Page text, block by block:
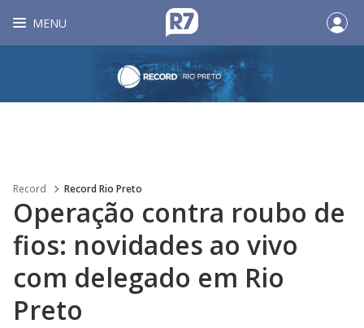
MENU
Record Record Rio Preto
Operação contra roubo de
fios: novidades ao vivo
com delegado em Rio
Preto